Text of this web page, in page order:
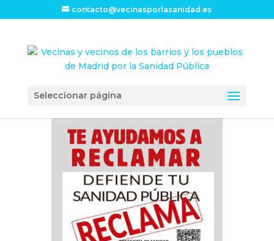
contacto@vecinasporlasanidad.es
Seleccionar página